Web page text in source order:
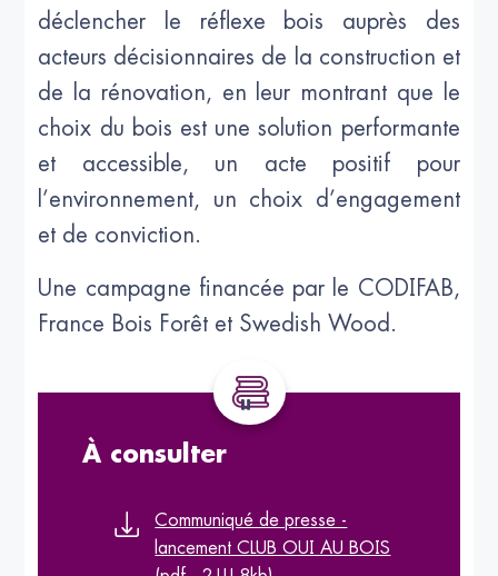
déclencher le réflexe bois auprès des
acteurs décisionnaires de la construction et
de la rénovation, en leur montrant que le
choix du bois est une solution performante
et accessible, un acte positif pour
l’environnement, un choix d’engagement
et de conviction.
Une campagne financée par le CODIFAB,
France Bois Forêt et Swedish Wood.
À consulter
Communiqué de presse -
lancement CLUB OUI AU BOIS